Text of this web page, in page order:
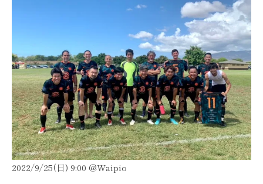
2022/9/25(日) 9:00 @Waipio